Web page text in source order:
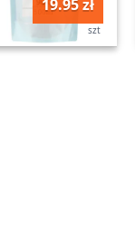
19.95 zł
szt